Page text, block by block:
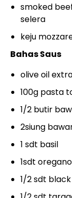
smoked
selera
keju
Bahas Saus
olive oil
100g pasta
1/2 butir
2siung
1 sdt basil
1sdt oregano
1/2 sdt